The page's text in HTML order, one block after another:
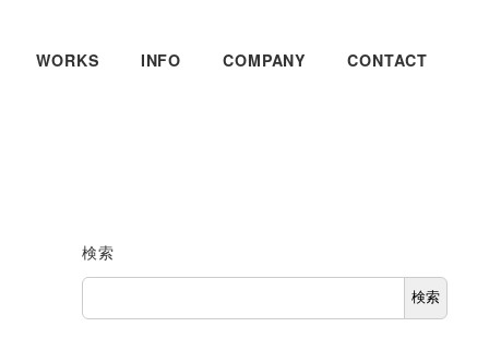
WORKS INFO COMPANY CONTACT
検索
検索